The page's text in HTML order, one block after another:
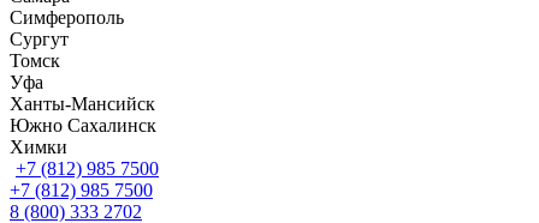
Симферополь
Сургут
Томск
Уфа
Ханты-Мансийск
Южно Сахалинск
Химки
+7 (812) 985 7500
+7 (812) 985 7500
8 (800) 333 2702